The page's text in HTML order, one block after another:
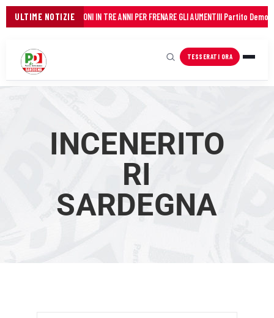
ULTIME NOTIZIE
DEI COMUNI: 45 MILIONI IN TRE ANNI PER FRENARE GLI AUMENTIIl Partito
TESSERATI ORA
INCENERITO
RI
SARDEGNA